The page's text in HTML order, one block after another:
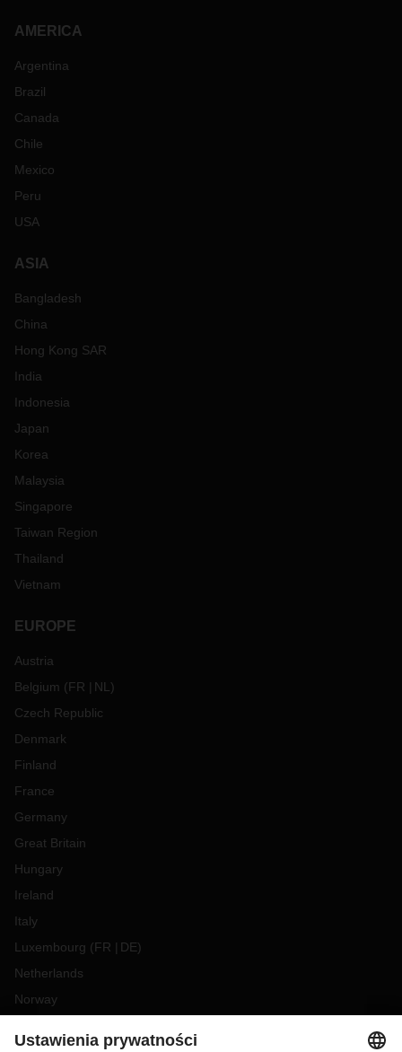
AMERICA
Argentina
Brazil
Canada
Chile
Mexico
Peru
USA
ASIA
Bangladesh
China
Hong Kong SAR
India
Indonesia
Japan
Korea
Malaysia
Singapore
Taiwan Region
Thailand
Vietnam
EUROPE
Austria
Belgium (FR NL )
Czech Republic
Denmark
Finland
France
Germany
Great Britain
Hungary
Ireland
Italy
Luxembourg (FR DE)
Netherlands
Norway